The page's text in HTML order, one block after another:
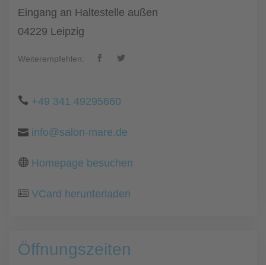
Eingang an Haltestelle außen
04229 Leipzig
Weiterempfehlen:
+49 341 49295660
info@salon-mare.de
Homepage besuchen
VCard herunterladen
Öffnungszeiten